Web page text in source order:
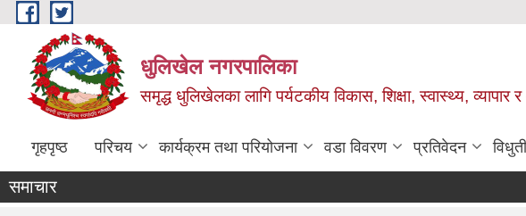
Skip to main content
धुलिखेल नगरपालिका
समृद्ध धुलिखेलका लागि पर्यटकीय विकास, शिक्षा, स्वास्थ्य, व्यापार
गृहपृष्ठ परिचय कार्यक्रम तथा परियोजना वडा विवरण प्रतिवेदन
समाचार